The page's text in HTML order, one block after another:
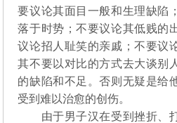
要议论其面目一般和生理缺陷
落于时势；不要议论其低贱的
议论招人耻笑的亲戚；不要议
其不要以对比的方式去大谈别
的缺陷和不足。否则无疑是给
受到难以治愈的创伤。
由于男子汉在受到挫折、